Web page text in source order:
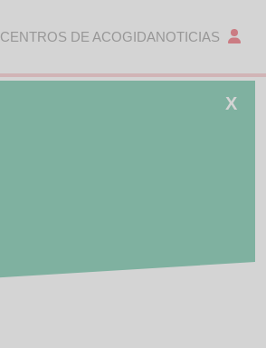
CENTROS DE ACOGIDANOTICIAS
X